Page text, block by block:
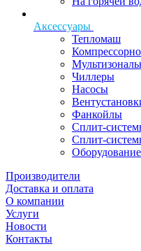
Аксессуары
Тепломаш
Чиллеры
Насосы
Фанкойлы
Сплит-
Сплит-
Производители
Доставка и оплата
О компании
Услуги
Новости
Контакты